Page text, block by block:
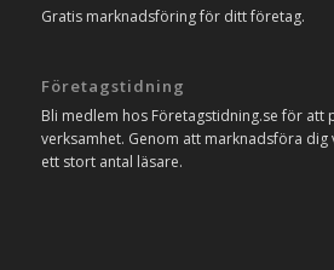
Gratis marknadsföring för ditt företag.
Företagstidning
Bli medlem hos Företagstidning.se för att
verksamhet. Genom att marknadsföra dig
ett stort antal läsare.